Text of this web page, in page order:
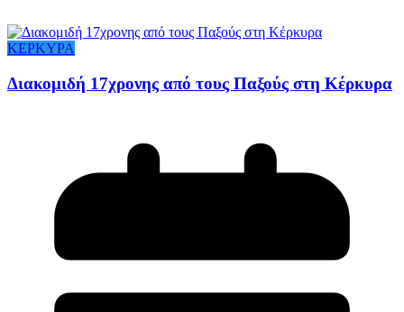
ΚΕΡΚΥΡΑ
Διακομιδή 17χρονης από τους Παξούς στη Κέρκυρα